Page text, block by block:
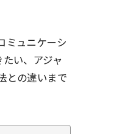
ミュニケーシ
い、アジャ
との違いまで